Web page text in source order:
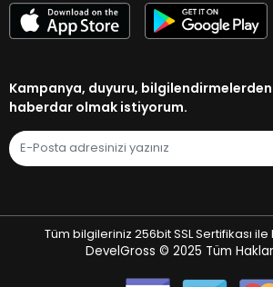
Kampanya, duyuru,
haberdar olmak istiyorum.
Tüm bilgileriniz 256bit SSL Sertifikası
DevelGross © 2025 Tüm